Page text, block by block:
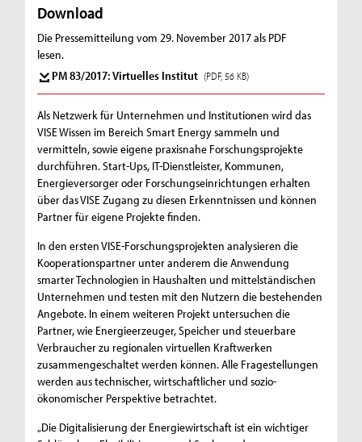
Download
Die Pressemitteilung vom 29. November 2017 als PDF
lesen.
PM 83/2017: Virtuelles Institut (PDF, 56 KB)
Als Netzwerk für Unternehmen und Institutionen wird das
VISE Wissen im Bereich Smart Energy sammeln und
vermitteln, sowie eigene praxisnahe Forschungsprojekte
durchführen. Start-Ups, IT-Dienstleister, Kommunen,
Energieversorger oder Forschungseinrichtungen erhalten
über das VISE Zugang zu diesen Erkenntnissen und können
Partner für eigene Projekte finden.
In den ersten VISE-Forschungsprojekten analysieren die
Kooperationspartner unter anderem die Anwendung
smarter Technologien in Haushalten und mittelständischen
Unternehmen und testen mit den Nutzern die bestehenden
Angebote. In einem weiteren Projekt untersuchen die
Partner, wie Energieerzeuger, Speicher und steuerbare
Verbraucher zu regionalen virtuellen Kraftwerken
zusammengeschaltet werden können. Alle Fragestellungen
werden aus technischer, wirtschaftlicher und sozio-
ökonomischer Perspektive betrachtet.
„Die Digitalisierung der Energiewirtschaft ist ein wichtiger